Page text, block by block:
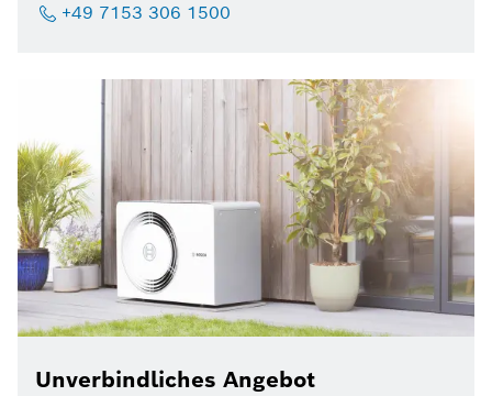
+49 7153 306 1500
Unverbindliches Angebot